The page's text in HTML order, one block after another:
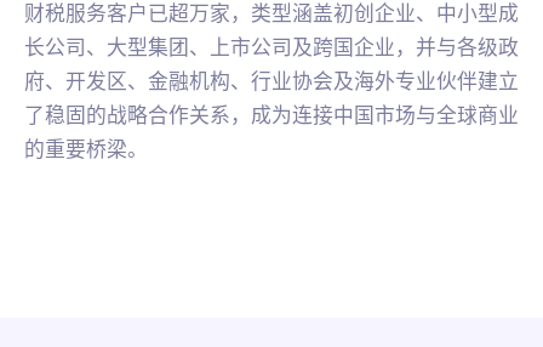
财税服务客户已超万家，类型涵盖初创企业、中小型成
长公司、大型集团、上市公司及跨国企业，并与各级政
府、开发区、金融机构、行业协会及海外专业伙伴建立
了稳固的战略合作关系，成为连接中国市场与全球商业
的重要桥梁。